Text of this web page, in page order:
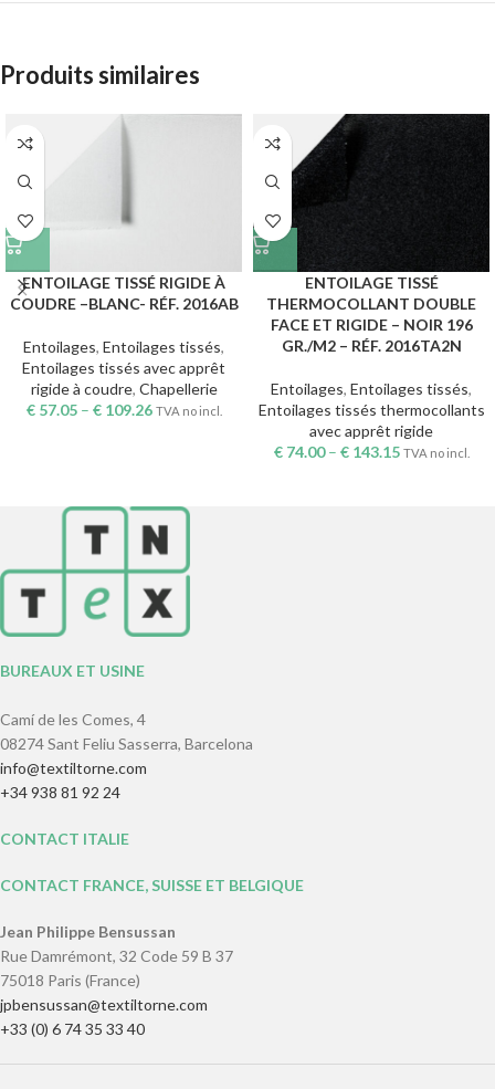
Produits similaires
ENTOILAGE TISSÉ RIGIDE À
COUDRE –BLANC- RÉF. 2016AB
Entoilages, Entoilages tissés,
Entoilages tissés avec apprêt
rigide à coudre, Chapellerie
€57.05– €109.26 TVA no incl.
ENTOILAGE TISSÉ
THERMOCOLLANT DOUBLE
FACE ET RIGIDE – NOIR 196
GR./M2 – RÉF. 2016TA2N
Entoilages, Entoilages tissés,
Entoilages tissés thermocollants
avec apprêt rigide
€74.00– €143.15 TVA no incl.
BUREAUX ET USINE
Camí de les Comes, 4
08274 Sant Feliu Sasserra, Barcelona
info@textiltorne.com
+34 938 81 92 24
CONTACT ITALIE
CONTACT FRANCE, SUISSE ET BELGIQUE
Jean Philippe Bensussan
Rue Damrémont, 32 Code 59 B 37
75018 Paris (France)
jpbensussan@textiltorne.com
+33 (0) 6 74 35 33 40